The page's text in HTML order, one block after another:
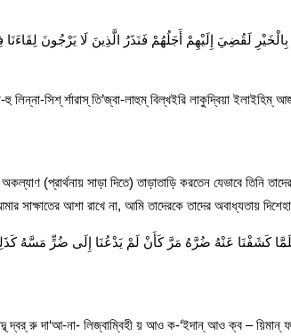
لَقُضِيَ إِلَيْهِمْ أَجَلُهُمْ فَنَذَرُ الَّذِينَ لَا يَرْجُونَ لِقَاءَنَا فِي
সিশ্ র্শারাস্ তি’জ্বা-লাহুম্ বিল্খইরি লাকুদ্বিয়া ইলাইহিম্
(প্রার্থনায় সাড়া দিতে) তাড়াতাড়ি করতেন যেভাবে তিনি
সাক্ষাতের আশা রাখে না, আমি তাদেরকে তাদের অবাধ্যতায়
فَلَمَّا كَشَفْنَا عَنْهُ ضُرَّهُ مَرَّ كَأَنْ لَمْ يَدْعُنَا إِلَى ضُرٍّ مَسَّهُ
দ্বর্ রু দা‘আ-না- লিজ্বাম্বিহী য় আও ক-‘ইদান্ আও ক্ব – য়িমান্